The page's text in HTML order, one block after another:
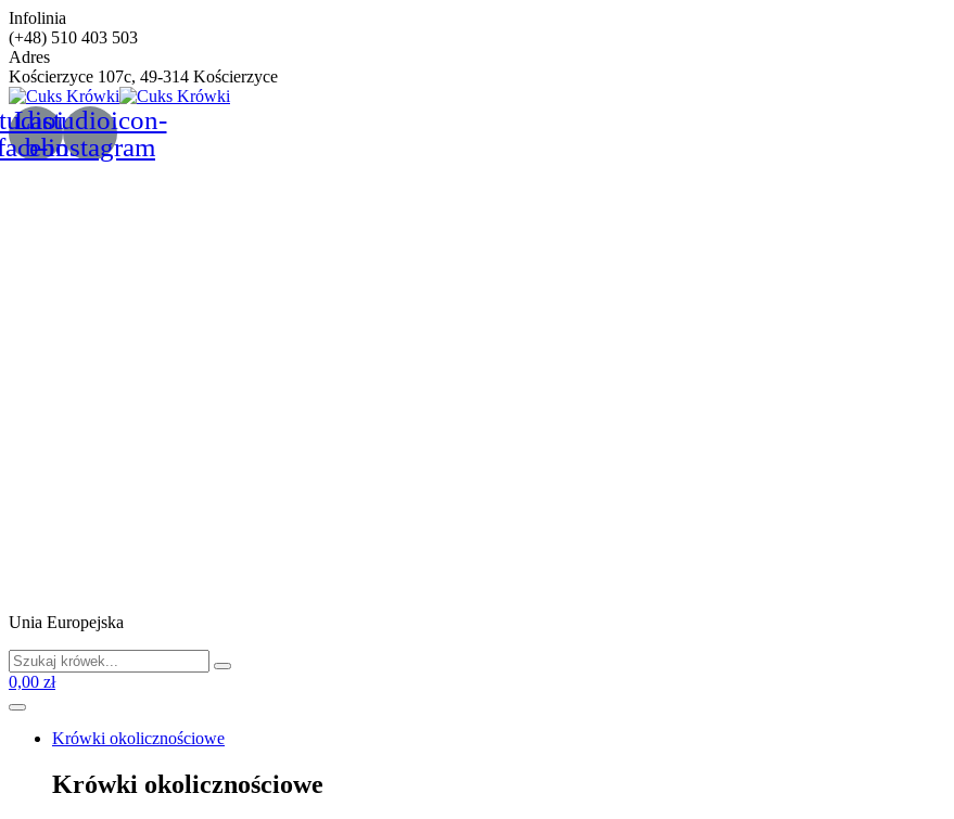
Infolinia
(+48) 510 403 503
Adres
Kościerzyce 107c, 49-314 Kościerzyce
Lastudioicon-
b-instagram
Unia Europejska
0,00 zł
Krówki okolicznościowe
Krówki okolicznościowe